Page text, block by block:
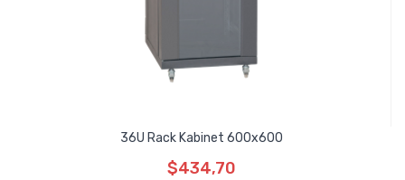
36U Rack Kabinet 600x600
$434,70